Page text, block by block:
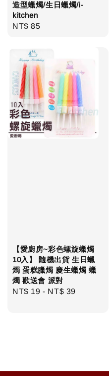
造型蠟燭/生日蠟燭/i-
kitchen
Regular
NT$ 85
【愛廚房~彩色螺旋蠟燭
10入】 隨機出貨 生日蠟
燭 蛋糕臘燭 慶生蠟燭 蠟
燭 歡送會 派對
Regular
NT$ 19 - NT$ 39